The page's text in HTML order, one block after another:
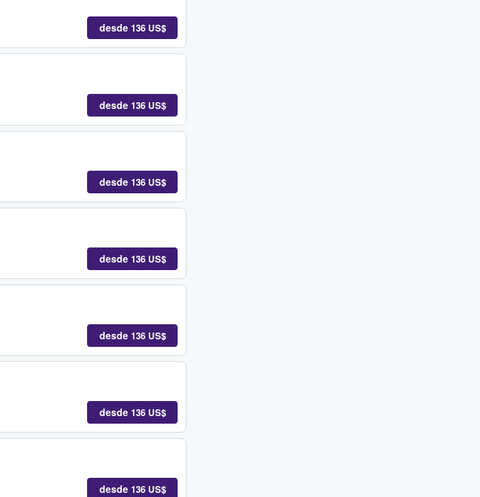
desde 136 US$
desde 136 US$
desde 136 US$
desde 136 US$
desde 136 US$
desde 136 US$
desde 136 US$